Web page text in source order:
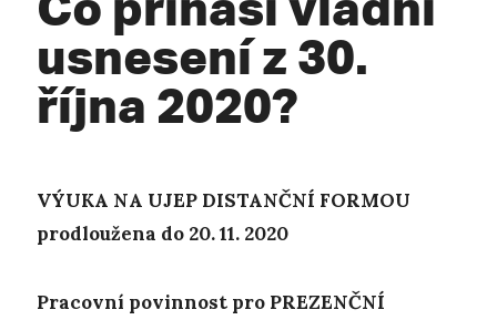
usnesení z 30.
října 2020?
VÝUKA NA UJEP DISTANČNÍ FORMOU
prodloužena do 20. 11. 2020
Pracovní povinnost pro PREZENČNÍ